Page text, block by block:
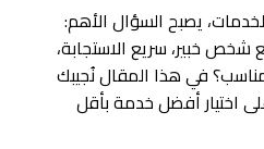
يصبح السؤال الأهم:
خبير، سريع الاستجابة،
في هذا المقال نُجيبك
اختيار أفضل خدمة بأقل